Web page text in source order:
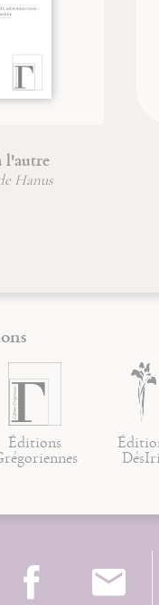
l'autre
Hanus
Éditions